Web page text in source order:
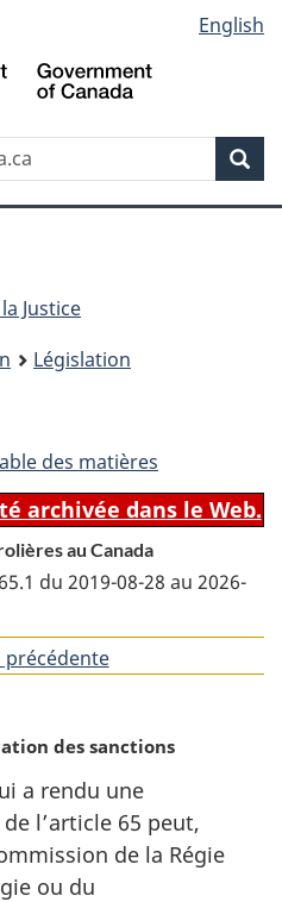
au
contenu
propos
de
la
HTML
simplifiée
English
Justice
Législation
des matières
archivée dans le Web.
au Canada
du 2019-08-28 au 2026-
précédentede
des sanctions
a rendu une
l’article 65 peut,
de la Régie
ou du